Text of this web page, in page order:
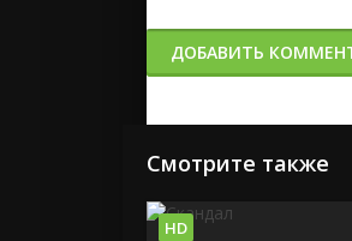
ДОБАВИТЬ
Смотрите также
HD